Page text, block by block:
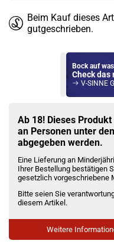
Beim Kauf dieses
gutgeschrieben.
Bock auf
Check das
V-SINNE Gin
Schau mal
Teslacigs Q
Ab 18! Dieses
an Personen unter
abgegeben werden.
Eine Lieferung an
Ihrer Bestellung bestätigen
gesetzlich vorgeschriebene
Bitte seien Sie
diesem Artikel.
Weitere